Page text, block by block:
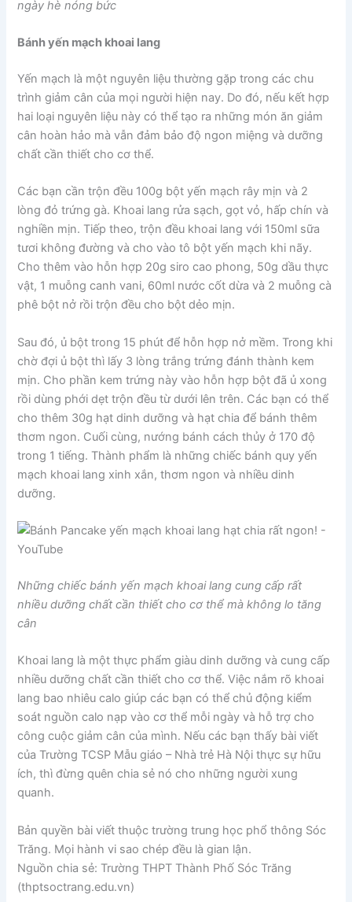
ngày hè nóng bức
Bánh yến mạch khoai lang
Yến mạch là một nguyên liệu thường gặp trong các chu
trình giảm cân của mọi người hiện nay. Do đó, nếu kết hợp
hai loại nguyên liệu này có thể tạo ra những món ăn giảm
cân hoàn hảo mà vẫn đảm bảo độ ngon miệng và dưỡng
chất cần thiết cho cơ thể.
Các bạn cần trộn đều 100g bột yến mạch rây mịn và 2
lòng đỏ trứng gà. Khoai lang rửa sạch, gọt vỏ, hấp chín và
nghiền mịn. Tiếp theo, trộn đều khoai lang với 150ml sữa
tươi không đường và cho vào tô bột yến mạch khi nãy.
Cho thêm vào hỗn hợp 20g siro cao phong, 50g dầu thực
vật, 1 muỗng canh vani, 60ml nước cốt dừa và 2 muỗng cà
phê bột nở rồi trộn đều cho bột dẻo mịn.
Sau đó, ủ bột trong 15 phút để hỗn hợp nở mềm. Trong khi
chờ đợi ủ bột thì lấy 3 lòng trắng trứng đánh thành kem
mịn. Cho phần kem trứng này vào hỗn hợp bột đã ủ xong
rồi dùng phới dẹt trộn đều từ dưới lên trên. Các bạn có thể
cho thêm 30g hạt dinh dưỡng và hạt chia để bánh thêm
thơm ngon. Cuối cùng, nướng bánh cách thủy ở 170 độ
trong 1 tiếng. Thành phẩm là những chiếc bánh quy yến
mạch khoai lang xinh xắn, thơm ngon và nhiều dinh
dưỡng.
Những chiếc bánh yến mạch khoai lang cung cấp rất
nhiều dưỡng chất cần thiết cho cơ thể mà không lo tăng
cân
Khoai lang là một thực phẩm giàu dinh dưỡng và cung cấp
nhiều dưỡng chất cần thiết cho cơ thể. Việc nắm rõ khoai
lang bao nhiêu calo giúp các bạn có thể chủ động kiểm
soát nguồn calo nạp vào cơ thể mỗi ngày và hỗ trợ cho
công cuộc giảm cân của mình. Nếu các bạn thấy bài viết
của Trường TCSP Mẫu giáo – Nhà trẻ Hà Nội thực sự hữu
ích, thì đừng quên chia sẻ nó cho những người xung
quanh.
Bản quyền bài viết thuộc trường trung học phổ thông Sóc
Trăng. Mọi hành vi sao chép đều là gian lận.
Nguồn chia sẻ: Trường THPT Thành Phố Sóc Trăng
(thptsoctrang.edu.vn)